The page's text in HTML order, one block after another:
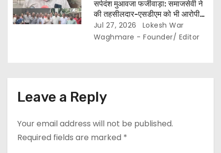
सर्पदंश मुआवजा फर्जीवाड़ा: समाजसेवी ने
की तहसीलदार-एसडीएम को भी आरोपी
बनाने की मांग… इधर लिपिकों की गिरफ्तारी
से नाराज राजस्व लिपिक संघ ने खोला
Jul 27, 2026
Lokesh War
Waghmare - Founder/ Editor
Leave a Reply
Your email address will not be published.
Required fields are marked *